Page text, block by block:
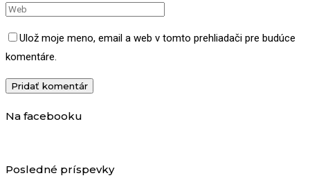
Ulož moje meno, email a web v tomto prehliadači pre budúce
komentáre.
Na facebooku
Posledné príspevky